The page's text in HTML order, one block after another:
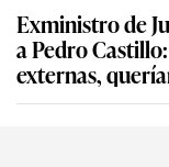
Exministro de
a Pedro
externas,